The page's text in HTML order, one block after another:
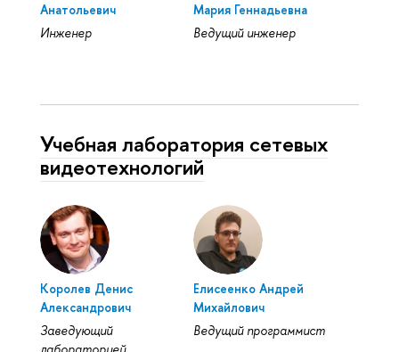
Анатольевич
Инженер
Мария Геннадьевна
Ведущий инженер
Учебная лаборатория сетевых
видеотехнологий
Королев Денис
Александрович
Заведующий
Елисеенко Андрей
Михайлович
Ведущий программист